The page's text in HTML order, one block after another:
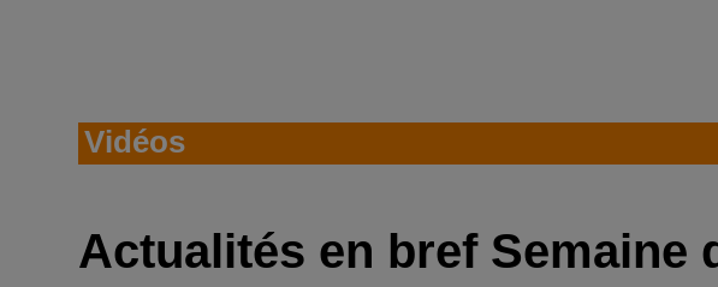
Vidéos
Actualités en bref Semaine